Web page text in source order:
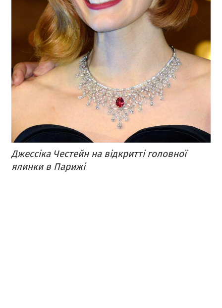
Джессіка Честейн на відкритті головної
ялинки в Парижі